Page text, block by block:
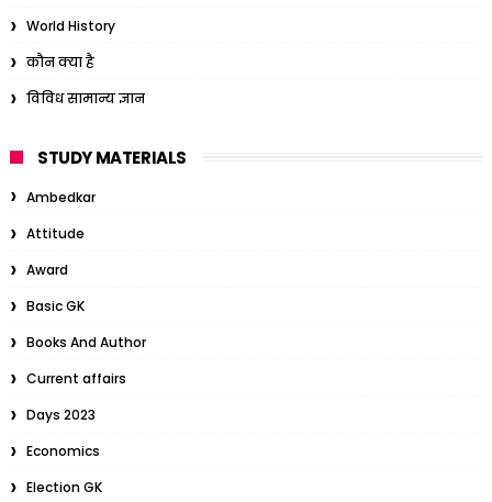
World History
कौन क्या है
विविध सामान्य ज्ञान
STUDY MATERIALS
Ambedkar
Attitude
Award
Basic GK
Books And Author
Current affairs
Days 2023
Economics
Election GK